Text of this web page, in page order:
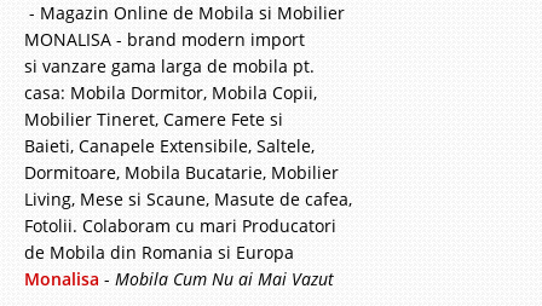
- Magazin Online de Mobila si Mobilier
MONALISA - brand modern import
si vanzare gama larga de mobila pt.
casa: Mobila Dormitor, Mobila Copii,
Mobilier Tineret, Camere Fete si
Baieti, Canapele Extensibile, Saltele,
Dormitoare, Mobila Bucatarie, Mobilier
Living, Mese si Scaune, Masute de cafea,
Fotolii. Colaboram cu mari Producatori
de Mobila din Romania si Europa
Monalisa - Mobila Cum Nu ai Mai Vazut